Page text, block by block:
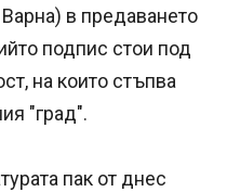
в предаването
подпис стои под
на които стъпва
"град".
пак от днес